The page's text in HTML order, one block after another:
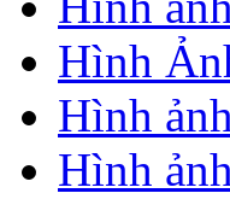
Hình
Hình
Hình